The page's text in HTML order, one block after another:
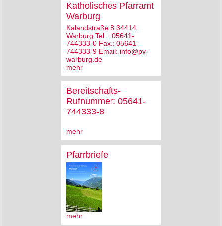
Katholisches Pfarramt
Warburg
Kalandstraße 8 34414
Warburg Tel. : 05641-
744333-0 Fax.: 05641-
744333-9 Email: info@pv-
warburg.de
mehr
Bereitschafts-
Rufnummer: 05641-
744333-8
mehr
Pfarrbriefe
mehr